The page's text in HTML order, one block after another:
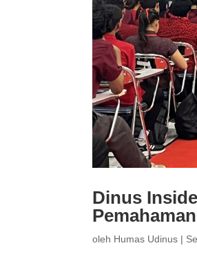
Dinus
oleh Humas Udinus |